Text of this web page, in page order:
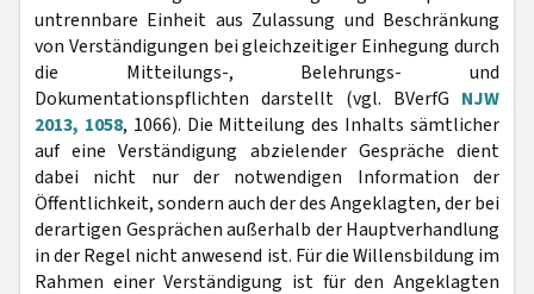
untrennbare Einheit aus Zulassung und Beschränkung
von Verständigungen bei gleichzeitiger Einhegung durch
die Mitteilungs-, Belehrungs- und
Dokumentationspflichten darstellt (vgl. BVerfG NJW
2013, 1058, 1066). Die Mitteilung des Inhalts sämtlicher
auf eine Verständigung abzielender Gespräche dient
dabei nicht nur der notwendigen Information der
Öffentlichkeit, sondern auch der des Angeklagten, der bei
derartigen Gesprächen außerhalb der Hauptverhandlung
in der Regel nicht anwesend ist. Für die Willensbildung im
Rahmen einer Verständigung ist für den Angeklagten